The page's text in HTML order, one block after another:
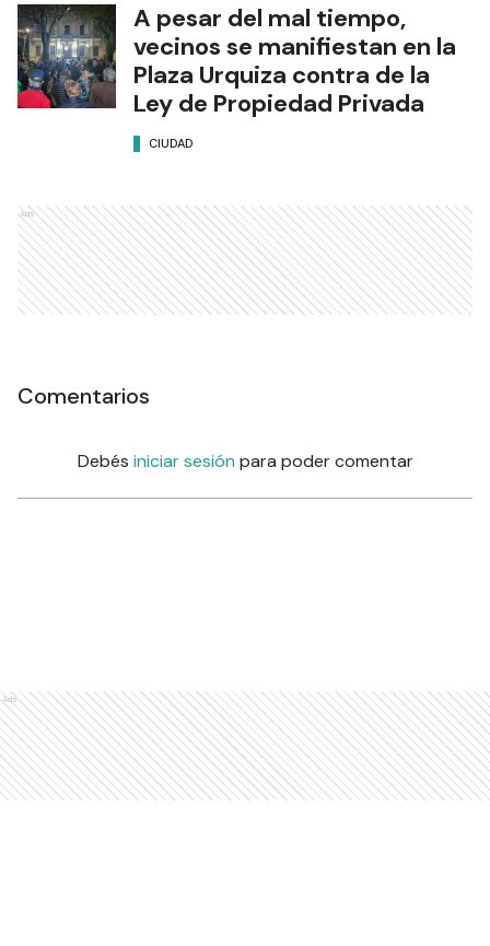
A pesar del mal tiempo,
vecinos se manifiestan en la
Plaza Urquiza contra de la
Ley de Propiedad Privada
CIUDAD
Ads
Comentarios
Debés iniciar sesión para poder comentar
Ads